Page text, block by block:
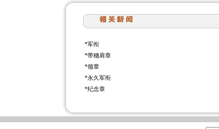
*军衔
*带穗肩章
*领章
*永久军衔
*纪念章